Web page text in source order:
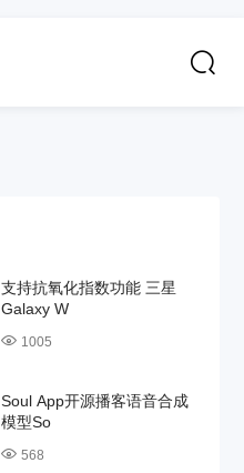
支持抗氧化指数功能 三星
Galaxy W
1005
Soul App开源播客语音合成
模型So
568